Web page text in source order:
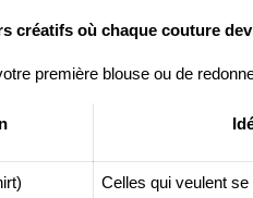
créatifs où chaque couture
première blouse ou de
Celles qui veulent